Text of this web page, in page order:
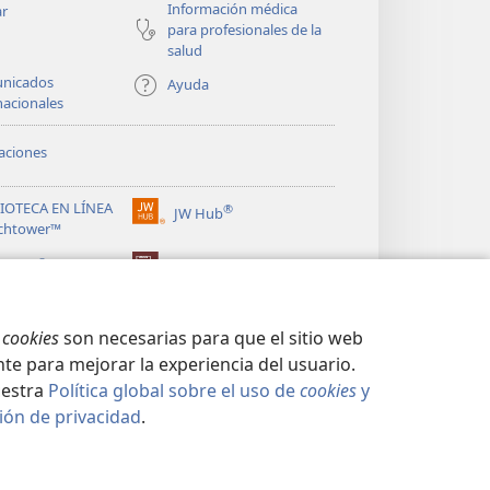
cookiesson necesarias para que el sitio web
para mejorar la experiencia del usuario.
Política global sobre el uso decookiesy
de privacidad.
Información médica
para profesionales de la
salud
Ayuda
EN LÍNEA
JW Hub®
(abre
nueva
®
| CONFIGURACIÓN DE PRIVACIDAD